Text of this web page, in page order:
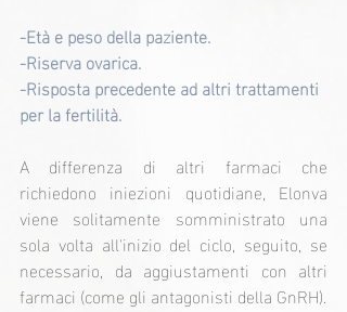
-Età e peso della paziente.
-Riserva ovarica.
-Risposta precedente ad altri trattamenti
per la fertilità.
A differenza di altri farmaci che
richiedono iniezioni quotidiane, Elonva
viene solitamente somministrato una
sola volta all'inizio del ciclo, seguito, se
necessario, da aggiustamenti con altri
farmaci (come gli antagonisti della GnRH).